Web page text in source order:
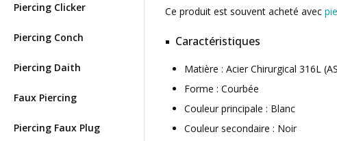
Piercing Clicker
Piercing Conch
Piercing Daith
Faux Piercing
Piercing Faux Plug
Ce produit est souvent acheté avec
Caractéristiques
Matière : Acier Chirurgical 316L
Forme : Courbée
Couleur principale : Blanc
Couleur secondaire : Noir